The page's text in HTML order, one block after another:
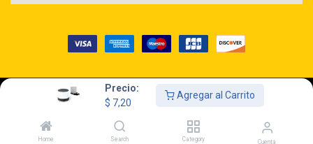
Precio:
$ 7,20
Agregar al Carrito
Home Search Category Cuenta
Copyright © GLOBALIMPORT S.A.